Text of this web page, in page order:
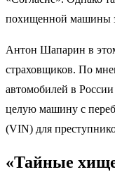
похищенной машины
Антон Шапарин в
страховщиков. По
автомобилей в
целую машину с
(VIN) для
«Тайные